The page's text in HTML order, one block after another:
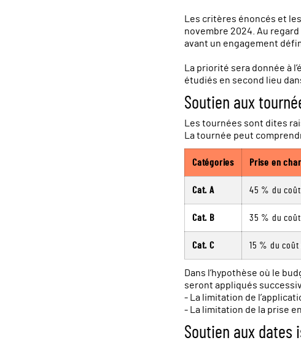
Les critères énoncés et
novembre 2024. Au
avant un engagement
La priorité sera donnée à
étudiés en second lieu
Soutien aux
Les tournées sont dites
La tournée peut
Catégories Prise en
Cat. A 45 % du
Cat. B 35 % du
Cat. C 15 % du
Dans l’hypothèse où le
seront appliqués
- La limitation de
- La limitation de la prise
Soutien aux dates